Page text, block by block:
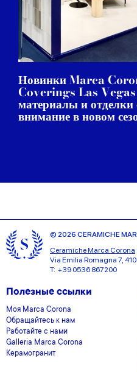
Новинки Marca
Coverings Las
материалы и отделки
внимание в новом
© 2026 CERAMICHE
Ceramiche Marca Corona
Via Emilia Romagna 7,
T: +39 0536 867200
Полезные ссылки
Моя Marca Corona
Обращайтесь к нам
Работайте с нами
Galleria Marca Corona
Керамогранит